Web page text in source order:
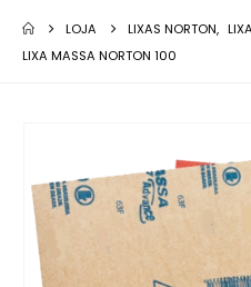
LOJA LIXAS NORTON,
LIXA MASSA NORTON 100